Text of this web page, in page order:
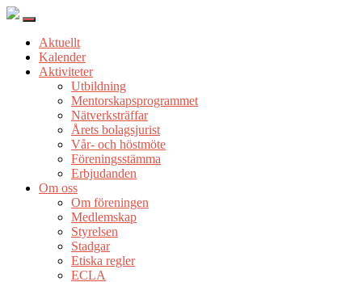
Aktuellt
Kalender
Aktiviteter
Utbildning
Mentorskapsprogrammet
Nätverksträffar
Årets bolagsjurist
Vår- och höstmöte
Föreningsstämma
Erbjudanden
Om oss
Om föreningen
Medlemskap
Styrelsen
Stadgar
Etiska regler
ECLA